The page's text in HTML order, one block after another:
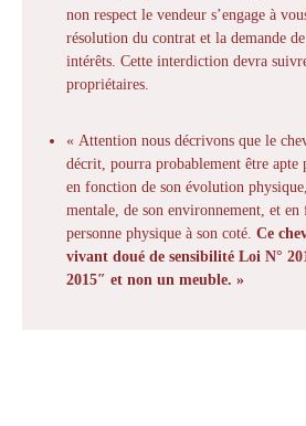
non respect le vendeur s’engage à
résolution du contrat et la demande
intérêts. Cette interdiction devra
propriétaires.
« Attention nous décrivons que le
décrit, pourra probablement être
en fonction de son évolution
mentale, de son environnement, et
personne physique à son coté. Ce
vivant doué de sensibilité Loi N°
2015″ et non un meuble. »